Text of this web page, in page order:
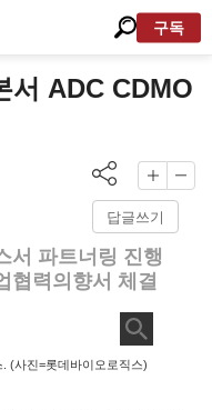
구독
서 ADC CDMO
답글쓰기
서 파트너링 진행
협력의향서 체결
(사진=롯데바이오로직스)